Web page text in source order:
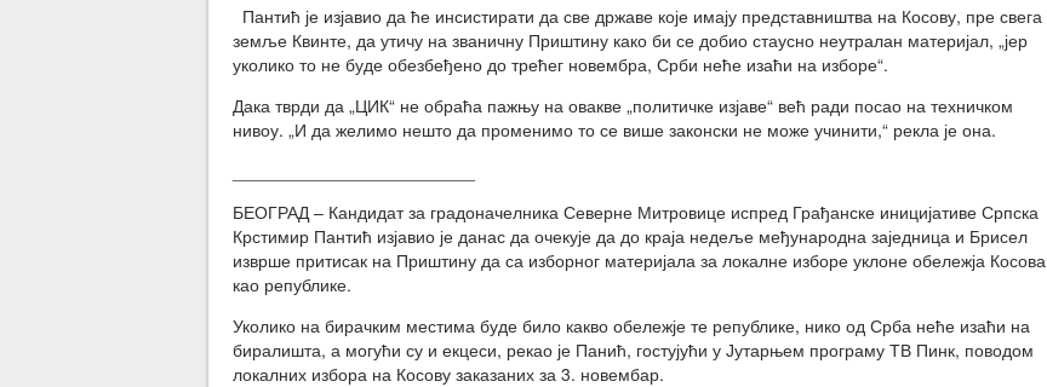
Пантић је изјавио да ће инсистирати да све државе које имају представништва на Косову, пре свега
земље Квинте, да утичу на званичну Приштину како би се добио стаусно неутралан материјал, „јер
уколико то не буде обезбеђено до трећег новембра, Срби неће изаћи на изборе“.
Дака тврди да „ЦИК“ не обраћа пажњу на овакве „политичке изјаве“ већ ради посао на техничком
нивоу. „И да желимо нешто да променимо то се више законски не може учинити,“ рекла је она.
БЕОГРАД – Кандидат за градоначелника Северне Митровице испред Грађанске иницијативе Српска
Крстимир Пантић изјавио је данас да очекује да до краја недеље међународна заједница и Брисел
изврше притисак на Приштину да са изборног материјала за локалне изборе уклоне обележја Косова
као републике.
Уколико на бирачким местима буде било какво обележје те републике, нико од Срба неће изаћи на
биралишта, а могући су и екцеси, рекао је Панић, гостујући у Јутарњем програму ТВ Пинк, поводом
локалних избора на Косову заказаних за 3. новембар.